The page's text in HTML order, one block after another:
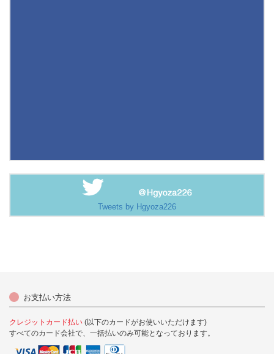
Tweets by Hgyoza226
お支払い方法
クレジットカード払い (以下のカードがお使いいただけます)
すべてのカード会社で、一括払いのみ可能となっております。